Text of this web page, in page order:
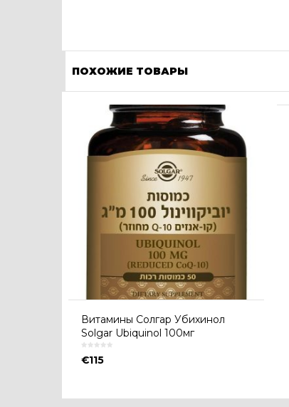
ПОХОЖИЕ ТОВАРЫ
Витамины Солгар Убихинол
Solgar Ubiquinol 100мг
€115